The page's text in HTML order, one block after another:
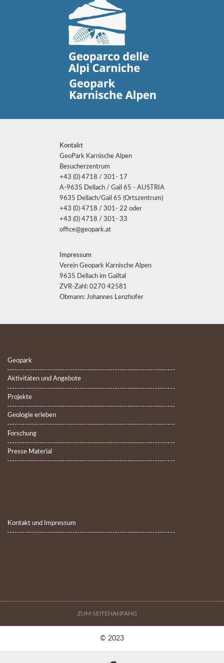
Kontakt
GeoPark Karnische Alpen
Besucherzentrum
+43 (0) 4718 / 301- 17
A-9635 Dellach / Gail 65 - AUSTRIA
9635 Dellach/Gail 65 (Ortszentrum)
+43 (0) 4718 / 301- 22 oder
+43 (0) 4718 / 301- 33
office@geopark.at
Impressum
Verein Geopark Karnische Alpen
9635 Dellach im Gailtal
ZVR-Zahl: 0270 42581
Obmann: Johannes Lenzhofer
Geopark
Aktivitäten und Angebote
Projekte
Geologie erleben
Forschung
Presse Material
Kontakt und Impressum
ZUM SEITENANFANG
© 2023